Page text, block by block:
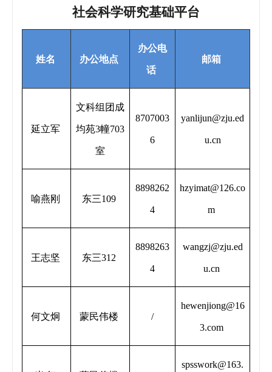
社会科学研究基础平台
姓名 办公地点
办公电
话
邮箱
延立军
文科组团成
均苑3幢703
室
8707003
6
yanlijun@zju.ed
u.cn
喻燕刚 东三109
8898262
4
hzyimat@126.co
m
王志坚 东三312
8898263
4
wangzj@zju.ed
u.cn
何文炯 蒙民伟楼 /
hewenjiong@16
3.com
spsswork@163.